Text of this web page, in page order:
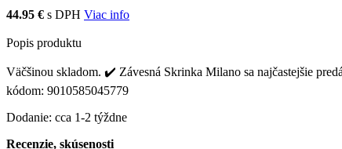
44.95 € s DPH Viac info
Popis produktu
Väčšinou skladom. ✔️ Závesná Skrinka Milano sa najčastejšie
kódom: 9010585045779
Dodanie: cca 1-2 týždne
Recenzie, skúsenosti